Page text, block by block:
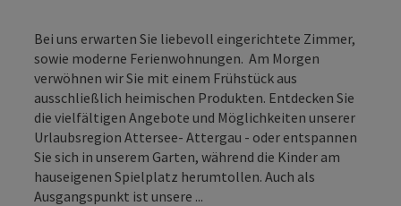
Bei uns erwarten Sie liebevoll eingerichtete Zimmer,
sowie moderne Ferienwohnungen. Am Morgen
verwöhnen wir Sie mit einem Frühstück aus
ausschließlich heimischen Produkten. Entdecken Sie
die vielfältigen Angebote und Möglichkeiten unserer
Urlaubsregion Attersee- Attergau - oder entspannen
Sie sich in unserem Garten, während die Kinder am
hauseigenen Spielplatz herumtollen. Auch als
Ausgangspunkt ist unsere ...